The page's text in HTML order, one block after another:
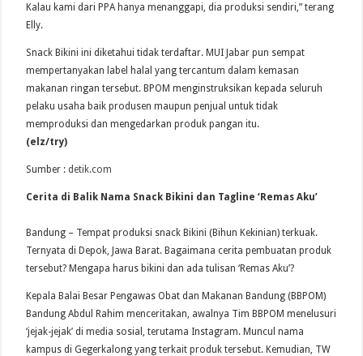
Kalau kami dari PPA hanya menanggapi, dia produksi sendiri,” terang
Elly.
Snack Bikini ini diketahui tidak terdaftar. MUI Jabar pun sempat
mempertanyakan label halal yang tercantum dalam kemasan
makanan ringan tersebut. BPOM menginstruksikan kepada seluruh
pelaku usaha baik produsen maupun penjual untuk tidak
memproduksi dan mengedarkan produk pangan itu.
(elz/try)
Sumber : detik.com
Cerita di Balik Nama Snack Bikini dan Tagline ‘Remas Aku’
Bandung – Tempat produksi snack Bikini (Bihun Kekinian) terkuak.
Ternyata di Depok, Jawa Barat. Bagaimana cerita pembuatan produk
tersebut? Mengapa harus bikini dan ada tulisan ‘Remas Aku’?
Kepala Balai Besar Pengawas Obat dan Makanan Bandung (BBPOM)
Bandung Abdul Rahim menceritakan, awalnya Tim BBPOM menelusuri
‘jejak-jejak’ di media sosial, terutama Instagram. Muncul nama
kampus di Gegerkalong yang terkait produk tersebut. Kemudian, TW